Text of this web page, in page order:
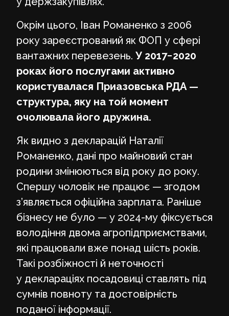
Окрім цього, Іван Романенко з 2006
року зареєстрований як ФОП у сфері
вантажних перевезень. У 2017−2020
роках його послугами активно
користувалася Приазовська РДА —
структура, яку на той момент
очолювала його дружина.
Як видно з декларацій Наталії
Романенко, дані про майновий стан
родини змінюються від року до року.
Спершу чоловік не працює — згодом
з’являється офіційна зарплата. Раніше
бізнесу не було — у 2024-му фіксується
володіння двома агропідприємствами,
які працювали вже понад шість років.
Такі розбіжності й неточності
у деклараціях посадовиці ставлять під
сумнів повноту та достовірність
поданої інформації.